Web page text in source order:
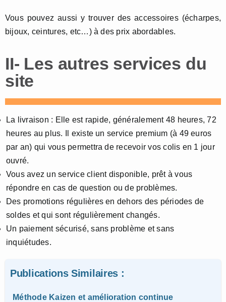
Vous pouvez aussi y trouver des accessoires (écharpes,
bijoux, ceintures, etc…) à des prix abordables.
II- Les autres services du
site
La livraison : Elle est rapide, généralement 48 heures, 72
heures au plus. Il existe un service premium (à 49 euros
par an) qui vous permettra de recevoir vos colis en 1 jour
ouvré.
Vous avez un service client disponible, prêt à vous
répondre en cas de question ou de problèmes.
Des promotions régulières en dehors des périodes de
soldes et qui sont régulièrement changés.
Un paiement sécurisé, sans problème et sans
inquiétudes.
Publications Similaires :
Méthode Kaizen et amélioration continue